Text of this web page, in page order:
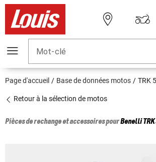
Mot-clé
Page d'accueil Base de données motos TRK
Retour à la sélection de motos
Pièces de rechange et accessoires pourBenelli